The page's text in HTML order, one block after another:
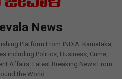
News
Platform From INDIA. Karnataka,
including Politics, Business, Crime,
Affairs. Latest Breaking News From
the World.